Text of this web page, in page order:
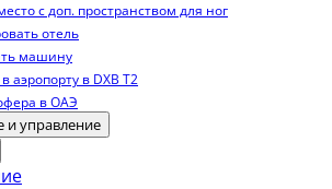
с доп. пространством для ног
отель
машину
аэропорту в DXB T2
в ОАЭ
и управление